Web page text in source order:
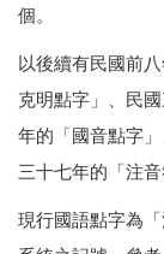
臺中市視覺障
個。
以後續有民國前
克明點字」、民
年的「國音點字
三十七年的「注音
現行國語點字為